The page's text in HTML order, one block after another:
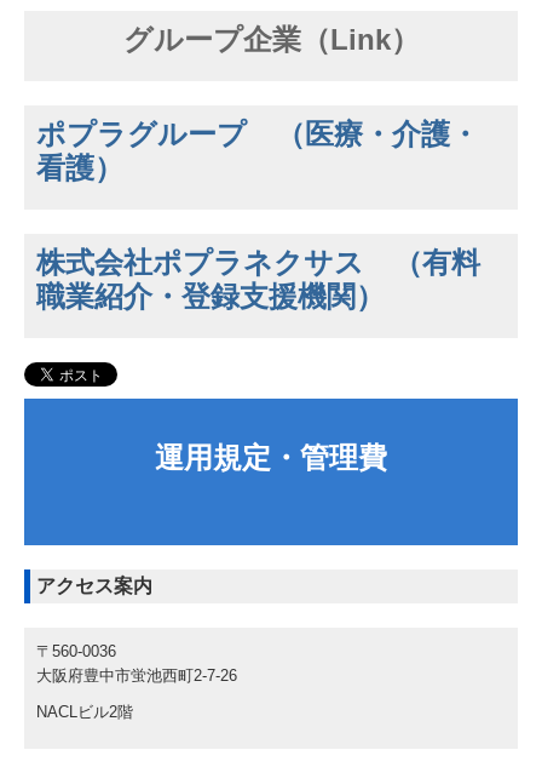
グループ企業（Link）
ポプラグループ （医療・介護・
看護）
株式会社ポプラネクサス （有料
職業紹介・登録支援機関）
運用規定・管理費
アクセス案内
〒560-0036
大阪府豊中市蛍池西町2-7-26
NACLビル2階